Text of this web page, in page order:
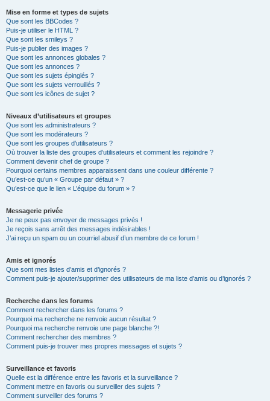
Mise en forme et types de sujets
Que sont les BBCodes ?
Puis-je utiliser le HTML ?
Que sont les smileys ?
Puis-je publier des images ?
Que sont les annonces globales ?
Que sont les annonces ?
Que sont les sujets épinglés ?
Que sont les sujets verrouillés ?
Que sont les icônes de sujet ?
Niveaux d’utilisateurs et groupes
Que sont les administrateurs ?
Que sont les modérateurs ?
Que sont les groupes d’utilisateurs ?
Où trouver la liste des groupes d’utilisateurs et comment les rejoindre ?
Comment devenir chef de groupe ?
Pourquoi certains membres apparaissent dans une couleur différente ?
Qu’est-ce qu’un « Groupe par défaut » ?
Qu’est-ce que le lien « L’équipe du forum » ?
Messagerie privée
Je ne peux pas envoyer de messages privés !
Je reçois sans arrêt des messages indésirables !
J’ai reçu un spam ou un courriel abusif d’un membre de ce forum !
Amis et ignorés
Que sont mes listes d’amis et d’ignorés ?
Comment puis-je ajouter/supprimer des utilisateurs de ma liste d’amis ou d’ignorés ?
Recherche dans les forums
Comment rechercher dans les forums ?
Pourquoi ma recherche ne renvoie aucun résultat ?
Pourquoi ma recherche renvoie une page blanche ?!
Comment rechercher des membres ?
Comment puis-je trouver mes propres messages et sujets ?
Surveillance et favoris
Quelle est la différence entre les favoris et la surveillance ?
Comment mettre en favoris ou surveiller des sujets ?
Comment surveiller des forums ?